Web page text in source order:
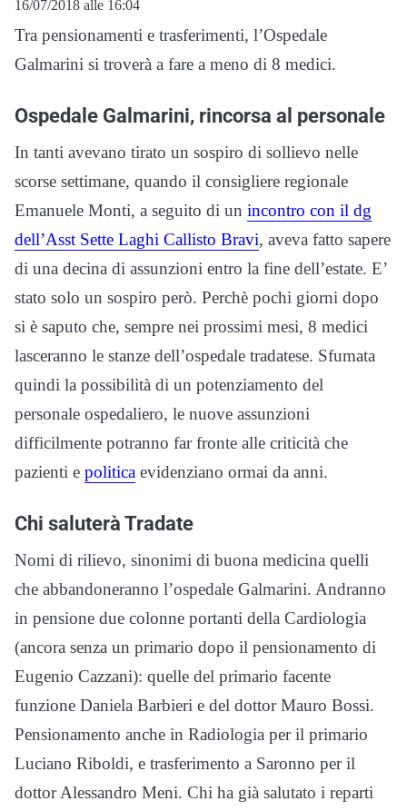
16/07/2018 alle 16:04
Tra pensionamenti e trasferimenti, l’Ospedale
Galmarini si troverà a fare a meno di 8 medici.
Ospedale Galmarini, rincorsa al personale
In tanti avevano tirato un sospiro di sollievo nelle
scorse settimane, quando il consigliere regionale
Emanuele Monti, a seguito di un incontro con il dg
dell’Asst Sette Laghi Callisto Bravi, aveva fatto sapere
di una decina di assunzioni entro la fine dell’estate. E’
stato solo un sospiro però. Perchè pochi giorni dopo
si è saputo che, sempre nei prossimi mesi, 8 medici
lasceranno le stanze dell’ospedale tradatese. Sfumata
quindi la possibilità di un potenziamento del
personale ospedaliero, le nuove assunzioni
difficilmente potranno far fronte alle criticità che
pazienti e politica evidenziano ormai da anni.
Chi saluterà Tradate
Nomi di rilievo, sinonimi di buona medicina quelli
che abbandoneranno l’ospedale Galmarini. Andranno
in pensione due colonne portanti della Cardiologia
(ancora senza un primario dopo il pensionamento di
Eugenio Cazzani): quelle del primario facente
funzione Daniela Barbieri e del dottor Mauro Bossi.
Pensionamento anche in Radiologia per il primario
Luciano Riboldi, e trasferimento a Saronno per il
dottor Alessandro Meni. Chi ha già salutato i reparti